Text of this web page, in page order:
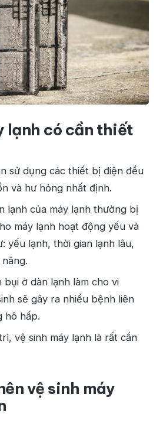
lạnh có cần thiết
sử dụng các thiết bị điện đều
và hư hỏng nhất định.
lạnh của máy lạnh thường bị
máy lạnh hoạt động yếu và
yếu lạnh, thời gian lạnh lâu,
bụi ở dàn lạnh làm cho vi
sẽ gây ra nhiều bệnh liên
hô hấp.
vệ sinh máy lạnh là rất cần
vệ sinh máy